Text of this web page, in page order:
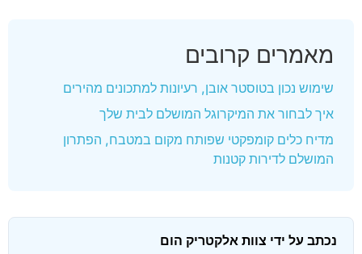
מאמרים קרובים
שימוש נכון בטוסטר אובן, רעיונות למתכונים מהירים
איך לבחור את המיקרוגל המושלם לבית שלך
מדיח כלים קומפקטי שפותח מקום במטבח, הפתרון
המושלם לדירות קטנות
נכתב על ידי צוות אלקטריק הום